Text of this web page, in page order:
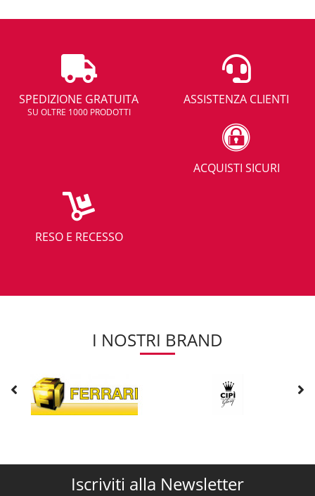
SPEDIZIONE GRATUITA
SU OLTRE 1000 PRODOTTI
ASSISTENZA CLIENTI
ACQUISTI SICURI
RESO E RECESSO
I NOSTRI BRAND
Iscriviti alla Newsletter